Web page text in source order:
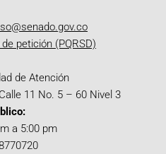
petición (PQRSD)
de Atención
11 No. 5 – 60 Nivel 3
a 5:00 pm